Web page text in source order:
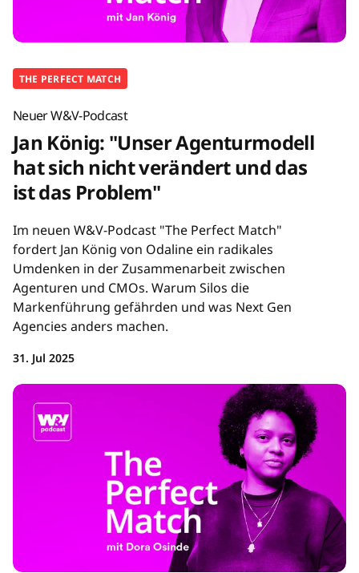
THE PERFECT MATCH
Neuer W&V-Podcast
Jan König: "Unser Agenturmodell
hat sich nicht verändert und das
ist das Problem"
Im neuen W&V-Podcast "The Perfect Match"
fordert Jan König von Odaline ein radikales
Umdenken in der Zusammenarbeit zwischen
Agenturen und CMOs. Warum Silos die
Markenführung gefährden und was Next Gen
Agencies anders machen.
31. Jul 2025